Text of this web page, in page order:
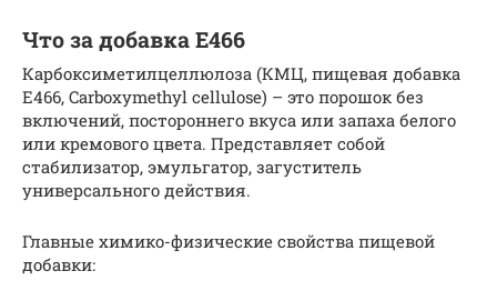
Что за добавка Е466
Карбоксиметилцеллюлоза (КМЦ, пищевая добавка
Е466, Carboxymethyl cellulose) – это порошок без
включений, постороннего вкуса или запаха белого
или кремового цвета. Представляет собой
стабилизатор, эмульгатор, загуститель
универсального действия.
Главные химико-физические свойства пищевой
добавки: